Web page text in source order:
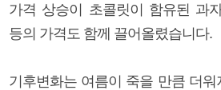
가격 상승이 초콜릿이 함유된 과
등의 가격도 함께 끌어올렸습니다.
기후변화는 여름이 죽을 만큼 더워